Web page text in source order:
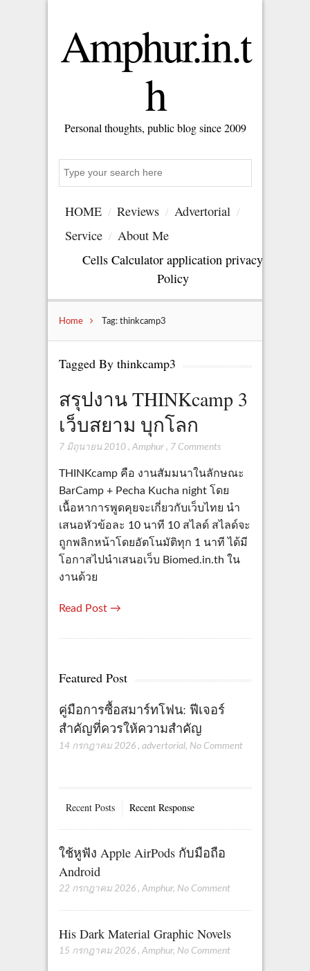
Amphur.in.t
h
Personal thoughts, public blog since 2009
HOME Reviews
Advertorial
Service
About Me
Cells Calculator application privacy
Policy
Home Tag: thinkcamp3
Tagged By thinkcamp3
สรุปงาน THINKcamp 3
เว็บสยาม บุกโลก
7 มิถุนายน 2010, Amphur, 7 Comments
THINKcamp คือ งานสัมมนาในลักษณะ
BarCamp + Pecha Kucha night โดย
เนื้อหาการพูดคุยจะเกี่ยวกับเว็บไทย นำ
เสนอหัวข้อละ 10 นาที 10 สไลด์ สไลด์จะ
ถูกพลิกหน้าโดยอัตโนมัติทุก 1 นาที ได้มี
โอกาสไปนำเสนอเว็บ Biomed.in.th ใน
งานด้วย
Read Post →
Featured Post
คู่มือการซื้อสมาร์ทโฟน: ฟีเจอร์
สำคัญที่ควรให้ความสำคัญ
14 กรกฎาคม 2026 , advertorial, No Comment
Recent Posts Recent Response
ใช้หูฟัง Apple AirPods กับมือถือ
Android
22 กรกฎาคม 2026 , Amphur, No Comment
His Dark Material Graphic Novels
15 กรกฎาคม 2026 , Amphur, No Comment